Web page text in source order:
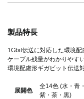
製品特長
1Gbit伝送に対応した環境配
ケーブル残量がわかりやす
環境配慮形ギガビット伝送
展開色
全14色 (水・青
紫・茶・黒)